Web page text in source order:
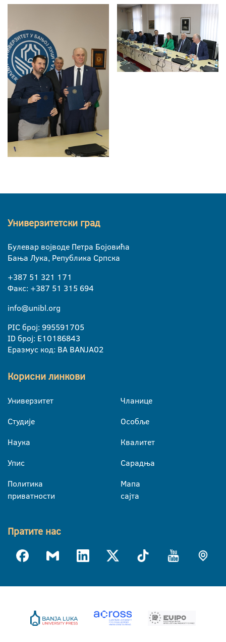
Универзитетски град
Булевар војводе Петра Бојовића
Бања Лука, Република Српска
+387 51 321 171
Факс: +387 51 315 694
info@unibl.org
PIC број: 995591705
ID број: E10186843
Еразмус код: BA BANJA02
Корисни линкови
Универзитет
Студије
Наука
Упис
Политика
приватности
Чланице
Особље
Квалитет
Сарадња
Мапа
сајта
Пратите нас